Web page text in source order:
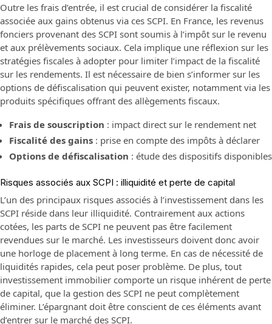
Outre les frais d’entrée, il est crucial de considérer la fiscalité
associée aux gains obtenus via ces SCPI. En France, les revenus
fonciers provenant des SCPI sont soumis à l’impôt sur le revenu
et aux prélèvements sociaux. Cela implique une réflexion sur les
stratégies fiscales à adopter pour limiter l’impact de la fiscalité
sur les rendements. Il est nécessaire de bien s’informer sur les
options de défiscalisation qui peuvent exister, notamment via les
produits spécifiques offrant des allègements fiscaux.
Frais de souscription : impact direct sur le rendement net
Fiscalité des gains : prise en compte des impôts à déclarer
Options de défiscalisation : étude des dispositifs disponibles
Risques associés aux SCPI : illiquidité et perte de capital
L’un des principaux risques associés à l’investissement dans les
SCPI réside dans leur illiquidité. Contrairement aux actions
cotées, les parts de SCPI ne peuvent pas être facilement
revendues sur le marché. Les investisseurs doivent donc avoir
une horloge de placement à long terme. En cas de nécessité de
liquidités rapides, cela peut poser problème. De plus, tout
investissement immobilier comporte un risque inhérent de perte
de capital, que la gestion des SCPI ne peut complètement
éliminer. L’épargnant doit être conscient de ces éléments avant
d’entrer sur le marché des SCPI.